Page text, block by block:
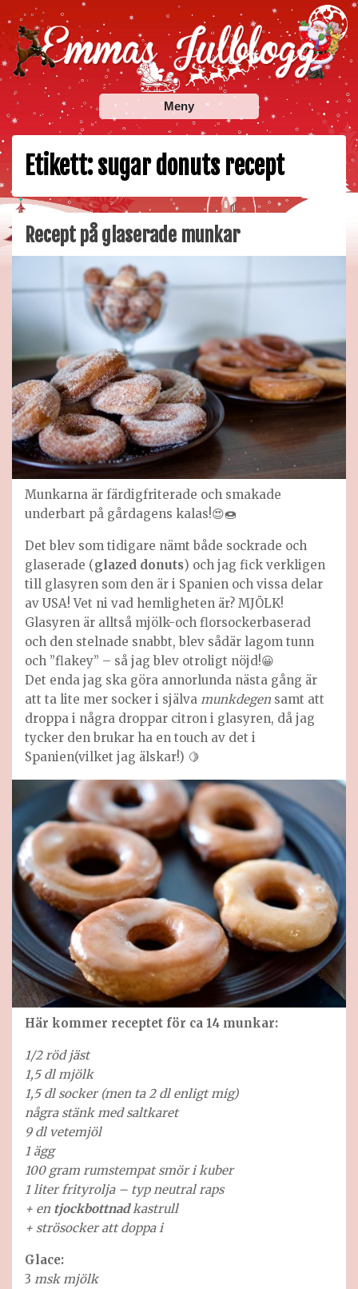
Skip
to
content
Emmas Julblogg
Julbloggar om julnyheter, julklappstips, julkalendrar,
adventskalendrar , julpyssel och julrecept!
Meny
Etikett:sugar donuts recept
Recept på glaserade munkar
Munkarna är färdigfriterade och smakade
underbart på gårdagens kalas!😍🍩
Det blev som tidigare nämt både sockrade och
glaserade (glazed donuts) och jag fick verkligen
till glasyren som den är i Spanien och vissa delar
av USA! Vet ni vad hemligheten är? MJÖLK!
Glasyren är alltså mjölk-och florsockerbaserad
och den stelnade snabbt, blev sådär lagom tunn
och ”flakey” – så jag blev otroligt nöjd!😀
Det enda jag ska göra annorlunda nästa gång är
att ta lite mer socker i själva munkdegen samt att
droppa i några droppar citron i glasyren, då jag
tycker den brukar ha en touch av det i
Spanien(vilket jag älskar!) 🍋
Här kommer receptet för ca 14 munkar:
1/2 röd jäst
1,5 dl mjölk
1,5 dl socker (men ta 2 dl enligt mig)
några stänk med saltkaret
9 dl vetemjöl
1 ägg
100 gram rumstempat smör i kuber
1 liter frityrolja – typ neutral raps
+ en tjockbottnadkastrull
+ strösocker att doppa i
Glace:
3 msk mjölk